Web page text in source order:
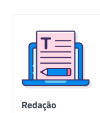
Redação